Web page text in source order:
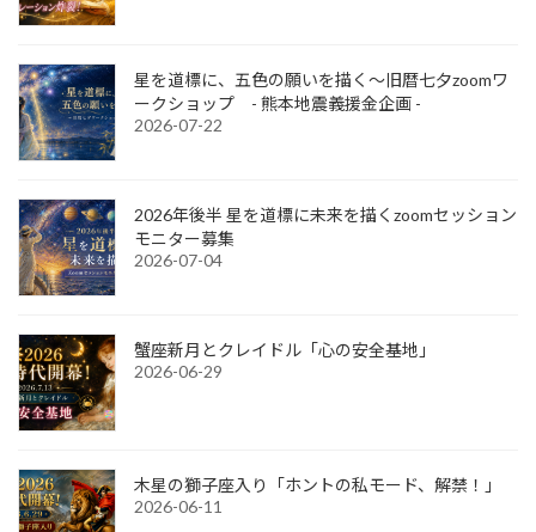
星を道標に、五色の願いを描く～旧暦七夕zoomワ
ークショップ - 熊本地震義援金企画 -
2026-07-22
2026年後半 星を道標に未来を描くzoomセッション
モニター募集
2026-07-04
蟹座新月とクレイドル「心の安全基地」
2026-06-29
木星の獅子座入り「ホントの私モード、解禁！」
2026-06-11